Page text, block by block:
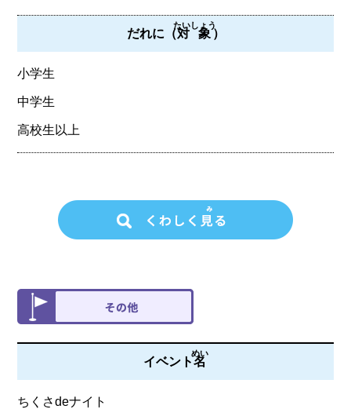
だれに（対象
たいしょう
）
小学生
中学生
高校生以上
イベント名
めい
ちくさdeナイト